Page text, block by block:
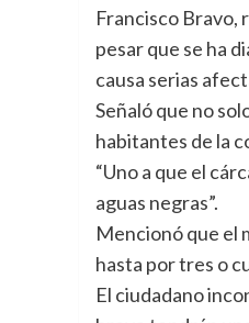
Francisco Bravo,
pesar que se ha
causa serias
Señaló que no
habitantes de la
“Uno a que el
aguas negras”.
Mencionó que el
hasta por tres o
El ciudadano